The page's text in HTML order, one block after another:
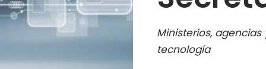
Ministerios,
tecnología